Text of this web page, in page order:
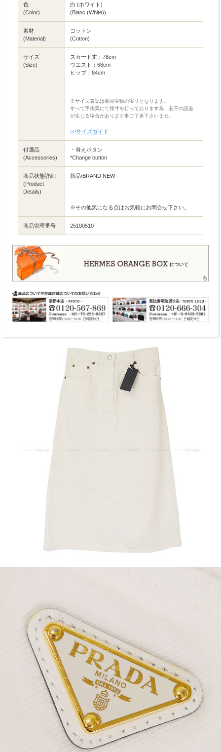
色
(Color)
白 (ホワイト)
(Blanc (White))
素材
(Material)
コットン
(Cotton)
サイズ
(Size)
スカート丈：78cm
ウエスト：68cm
ヒップ：84cm
※サイズ表記は商品実物の実寸となります。
すべて手作業にて採寸を行っております為、若干の誤差
が生じる場合があります事ご了承下さいませ。
>>サイズガイド
付属品
(Accessories)
・替えボタン
*Change button
商品状態詳細
(Product
Details)
新品/BRAND NEW
※その他気になる点はお気軽にお問合せ下さい。
商品管理番号 25100510